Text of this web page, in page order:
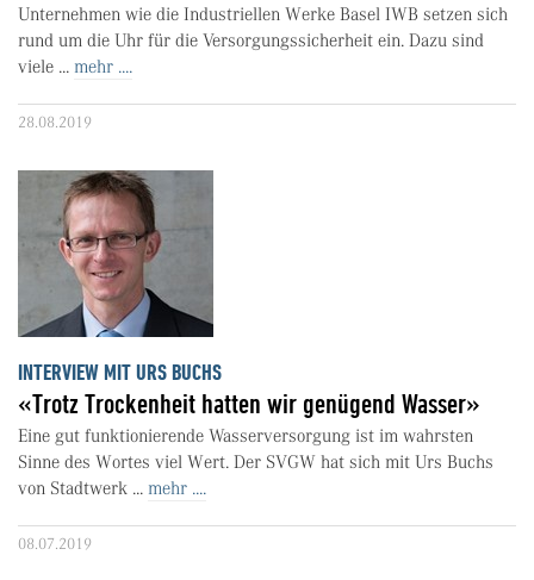
Unternehmen wie die Industriellen Werke Basel IWB setzen sich
rund um die Uhr für die Versorgungssicherheit ein. Dazu sind
viele ... mehr ....
28.08.2019
INTERVIEW MIT URS BUCHS
«Trotz Trockenheit hatten wir genügend Wasser»
Eine gut funktionierende Wasserversorgung ist im wahrsten
Sinne des Wortes viel Wert. Der SVGW hat sich mit Urs Buchs
von Stadtwerk ... mehr ....
08.07.2019